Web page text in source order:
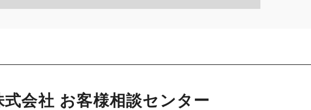
式会社 お客様相談センター